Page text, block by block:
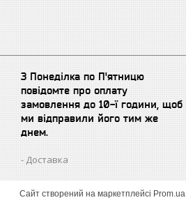
З Понеділка по П'ятницю
повідомте про оплату
замовлення до 10-ї години, щоб
ми відправили його тим же
днем.
Доставка
Сайт створений на маркетплейсі Prom.ua